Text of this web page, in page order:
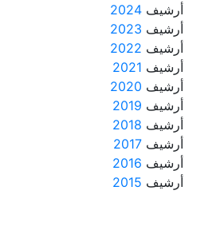
أرشيف 2024
أرشيف 2023
أرشيف 2022
أرشيف 2021
أرشيف 2020
أرشيف 2019
أرشيف 2018
أرشيف 2017
أرشيف 2016
أرشيف 2015